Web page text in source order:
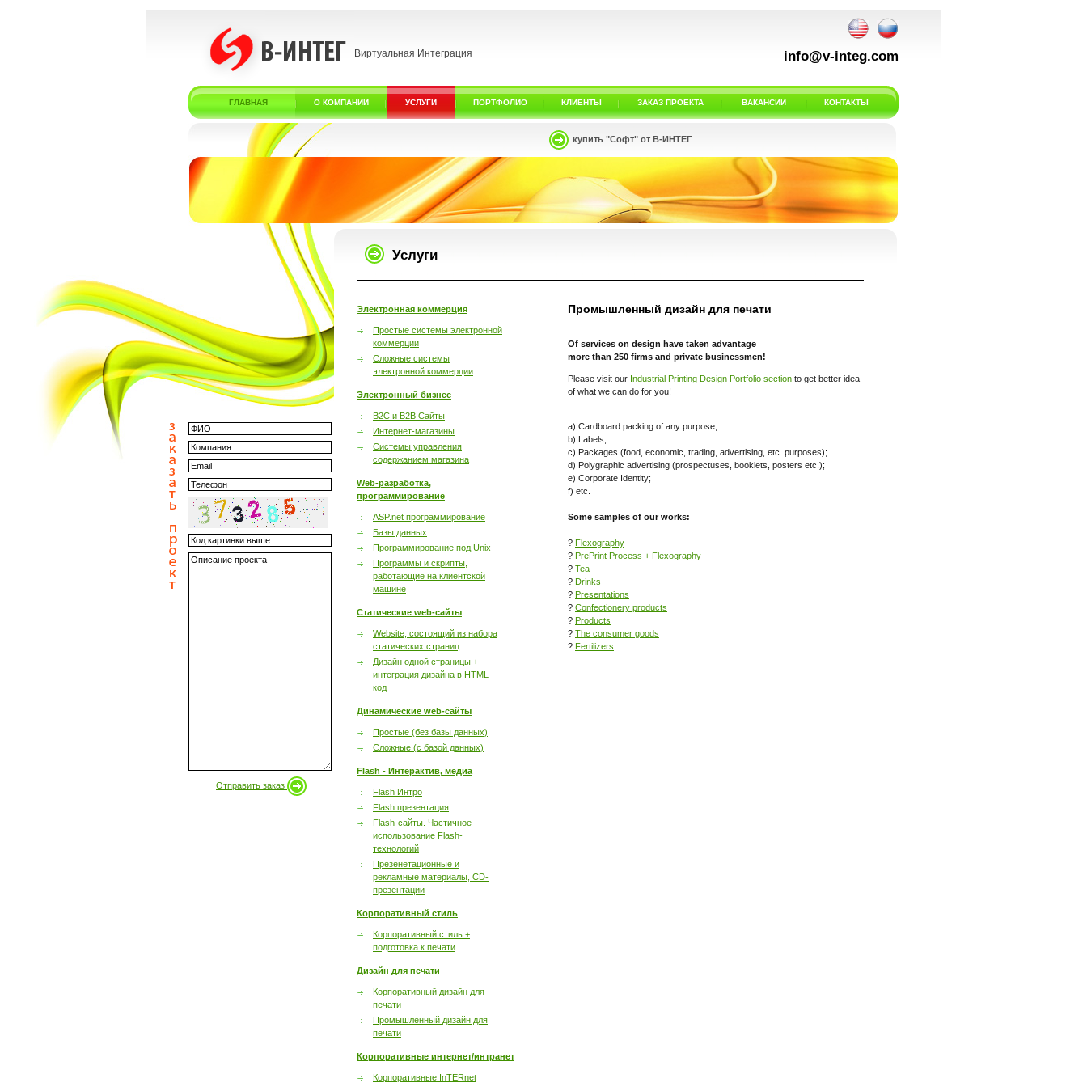
Виртуальная Интеграция info@v-integ.com
ГЛАВНАЯ О КОМПАНИИ УСЛУГИ ПОРТФОЛИО КЛИЕНТЫ ЗАКАЗ ПРОЕКТА ВАКАНСИИ КОНТАКТЫ
Отправить заказ
купить "Софт" от В-ИНТЕГ
Услуги
Электронная коммерция
Простые системы электронной
коммерции
Сложные системы
электронной коммерции
Электронный бизнес
B2C и B2B Сайты
Интернет-магазины
Системы управления
содержанием магазина
Web-разработка,
программирование
ASP.net программирование
Базы данных
Программирование под Unix
Программы и скрипты,
работающие на клиентской
машине
Статические web-сайты
Website, состоящий из набора
статических страниц
Дизайн одной страницы +
интеграция дизайна в HTML-
код
Динамические web-сайты
Простые (без базы данных)
Сложные (с базой данных)
Flash - Интерактив, медиа
Flash Интро
Flash презентация
Flash-сайты. Частичное
использование Flash-
технологий
Презенетационные и
рекламные материалы, CD-
презентации
Корпоративный стиль
Корпоративный стиль +
подготовка к печати
Дизайн для печати
Корпоративный дизайн для
печати
Промышленный дизайн для
печати
Корпоративные интернет/интранет
Корпоративные InTERnet
Промышленный дизайн для печати
Of services on design have taken advantage
more than 250 firms and private businessmen!
Please visit our Industrial Printing Design Portfolio section to get better idea
of what we can do for you!
a) Cardboard packing of any purpose;
b) Labels;
c) Packages (food, economic, trading, advertising, etc. purposes);
d) Polygraphic advertising (prospectuses, booklets, posters etc.);
e) Corporate Identity;
f) etc.
Some samples of our works:
? Flexography
? PrePrint Process + Flexography
? Tea
? Drinks
? Presentations
? Confectionery products
? Products
? The consumer goods
? Fertilizers